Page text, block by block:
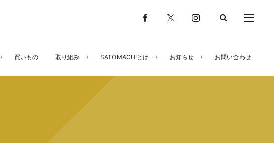
買いもの 取り組み SATOMACHIとは お知らせ お問い合わせ